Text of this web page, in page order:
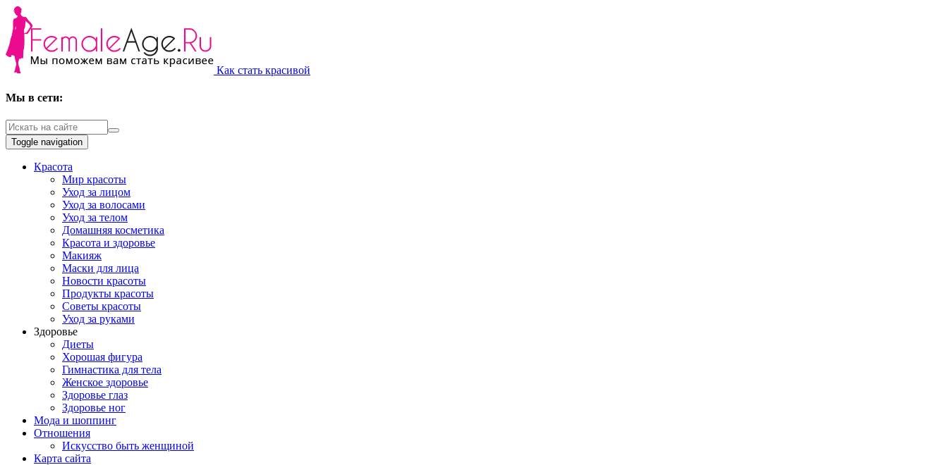
Как стать красивой
Мы в сети:
Toggle navigation
Красота
Мир красоты
Уход за лицом
Уход за волосами
Уход за телом
Домашняя косметика
Красота и здоровье
Макияж
Маски для лица
Новости красоты
Продукты красоты
Советы красоты
Уход за руками
Здоровье
Диеты
Хорошая фигура
Гимнастика для тела
Женское здоровье
Здоровье глаз
Здоровье ног
Мода и шоппинг
Отношения
Искусство быть женщиной
Карта сайта